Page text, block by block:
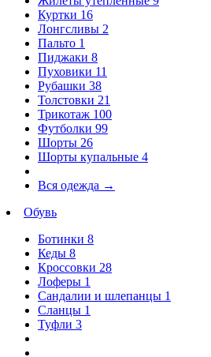
Куртки 16
Лонгсливы 2
Пальто 1
Пиджаки 8
Пуховики 11
Рубашки 38
Толстовки 21
Трикотаж 100
Футболки 99
Шорты 26
Шорты купальные 4
Вся одежда →
Обувь
Ботинки 8
Кеды 8
Кроссовки 28
Лоферы 1
Сандалии и шлепанцы 1
Сланцы 1
Туфли 3